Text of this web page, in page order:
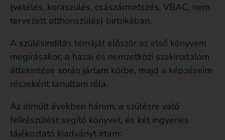
(vetélés, koraszülés, császármetszés, VBAC, nem
tervezett otthonszülés) birtokában.
A szülésindítás témáját először az első könyvem
megírásakor, a hazai és nemzetközi szakirodalom
áttekintése során jártam körbe, majd a képzéseim
részeként tanultam róla.
Az elmúlt években három, a szülésre való
felkészülést segítő könyvet, és két ingyenes
tájékoztató kiadványt írtam: